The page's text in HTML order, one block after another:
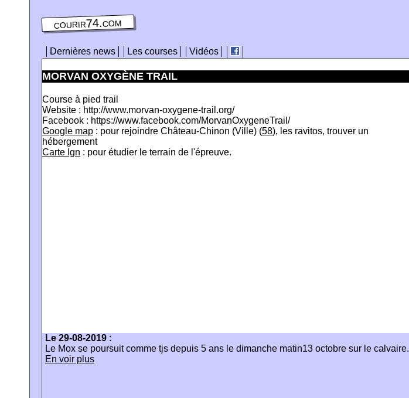
courir74.com
Dernières news Les courses Vidéos
MORVAN OXYGÈNE TRAIL
Course à pied trail
Website : http://www.morvan-oxygene-trail.org/
Facebook : https://www.facebook.com/MorvanOxygeneTrail/
Google map : pour rejoindre Château-Chinon (Ville) (58), les ravitos, trouver un
hébergement
Carte Ign : pour étudier le terrain de l'épreuve.
Le 29-08-2019 :
Le Mox se poursuit comme tjs depuis 5 ans le dimanche matin13 octobre sur le calvaire.
En voir plus